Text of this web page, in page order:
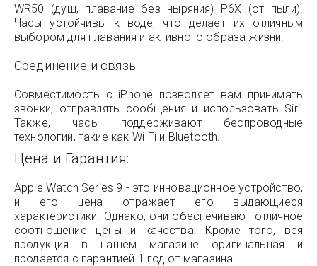
WR50 (душ, плавание без ныряния) P6X (от пыли).
Часы устойчивы к воде, что делает их отличным
выбором для плавания и активного образа жизни.
Соединение и связь:
Совместимость с iPhone позволяет вам принимать
звонки, отправлять сообщения и использовать Siri.
Также, часы поддерживают беспроводные
технологии, такие как Wi-Fi и Bluetooth.
Цена и Гарантия:
Apple Watch Series 9 - это инновационное устройство,
и его цена отражает его выдающиеся
характеристики. Однако, они обеспечивают отличное
соотношение цены и качества. Кроме того, вся
продукция в нашем магазине оригинальная и
продается с гарантией 1 год от магазина.